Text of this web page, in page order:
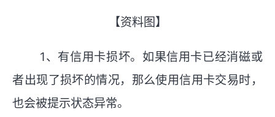
【资料图】
1、有信用卡损坏。如果信用卡已经消磁或
者出现了损坏的情况，那么使用信用卡交易时，
也会被提示状态异常。